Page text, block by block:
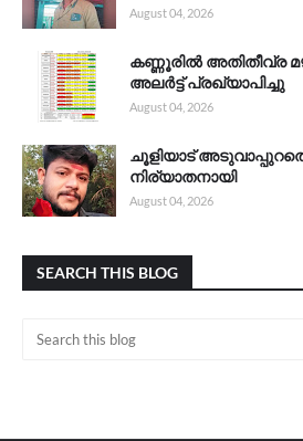
August 04, 2026
കണ്ണൂരിൽ അതിതീവ്ര
അലർട്ട് പ്രഖ്യാപിച്ചു
August 04, 2026
ചൂളിയാട്
നിര്യാതനായി
August 04, 2026
SEARCH THIS BLOG